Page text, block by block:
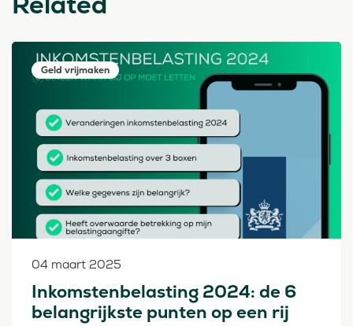
Geld vrijmaken
04 maart 2025
Inkomstenbelasting 2024: de 6
belangrijkste punten op een rij